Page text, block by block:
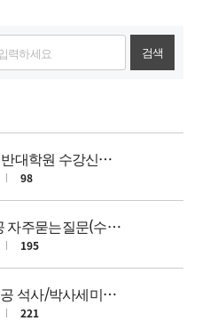
검색
[수강신청]2026-2학기 일반대학원 수강신청 안내
98
대학원 환경대기과학전공 자주묻는질문(수료요건,전공필수,학점인정,이수학기)
195
[과제물] 환경대기과학전공 석사/박사세미나 과제물 제출 서식
221